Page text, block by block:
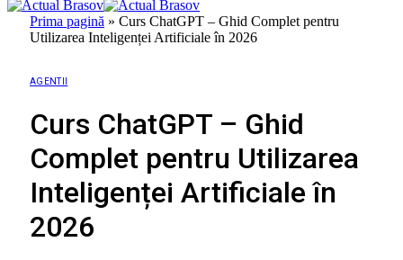
Prima pagină » Curs ChatGPT – Ghid Complet pentru
Utilizarea Inteligenței Artificiale în 2026
AGENTII
Curs ChatGPT – Ghid
Complet pentru Utilizarea
Inteligenței Artificiale în
2026